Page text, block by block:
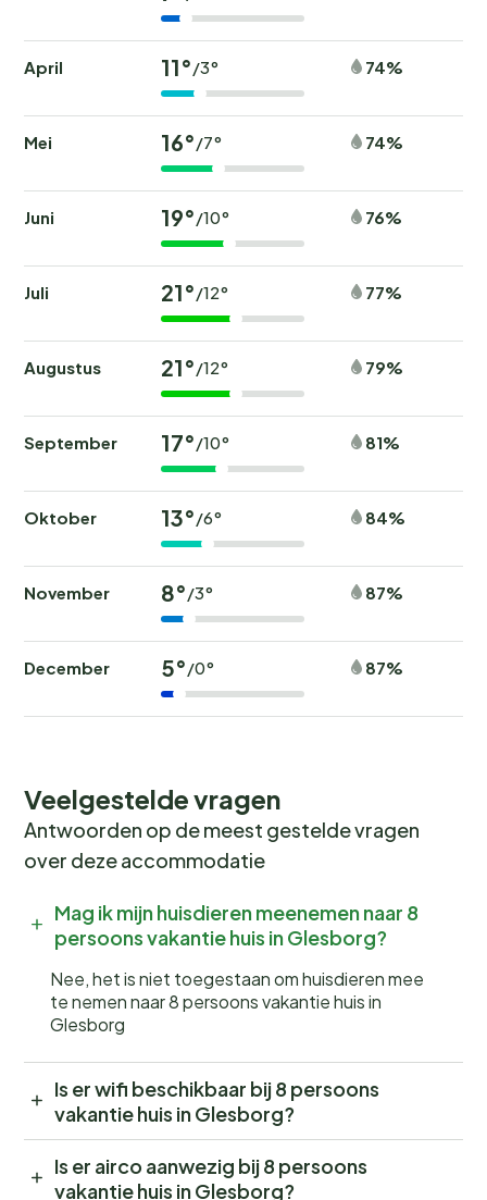
April 11°/3° 74%
Mei 16°/7° 74%
Juni 19°/10° 76%
Juli 21°/12° 77%
Augustus 21°/12° 79%
September 17°/10° 81%
Oktober 13°/6° 84%
November 8°/3° 87%
December 5°/0° 87%
Veelgestelde vragen
Antwoorden op de meest gestelde vragen
over deze accommodatie
Mag ik mijn huisdieren meenemen naar 8
persoons vakantie huis in Glesborg?
Nee, het is niet toegestaan om huisdieren mee
te nemen naar 8 persoons vakantie huis in
Glesborg
Is er wifi beschikbaar bij 8 persoons
vakantie huis in Glesborg?
Is er airco aanwezig bij 8 persoons
vakantie huis in Glesborg?